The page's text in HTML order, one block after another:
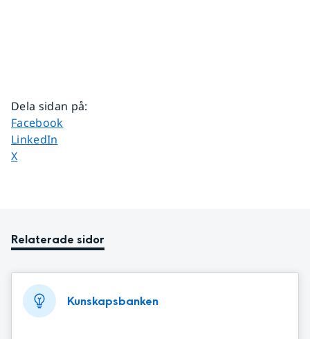
Dela sidan på:
Dela sidan på
Facebook
Dela sidan på
LinkedIn
Dela sidan på
X
Relaterade sidor
Kunskapsbanken